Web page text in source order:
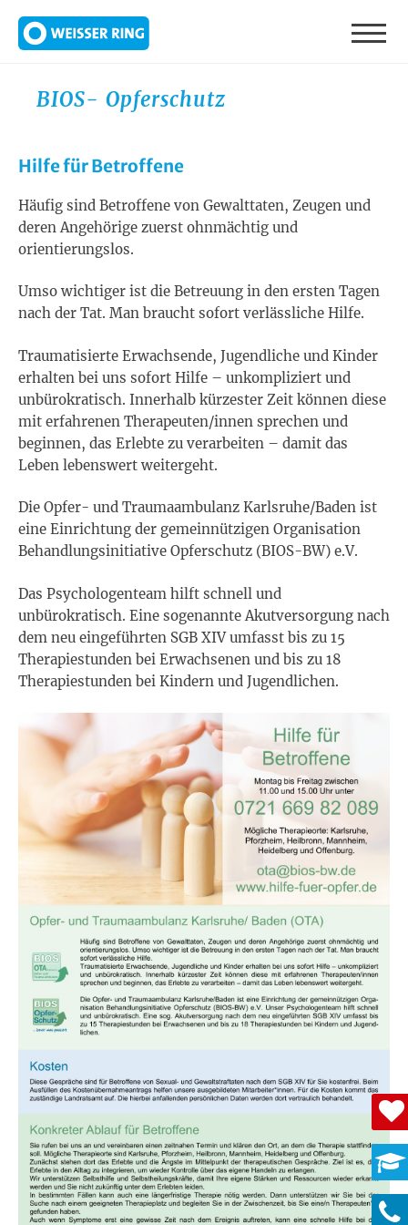
BIOS- Opferschutz
Hilfe für Betroffene
Häufig sind Betroffene von Gewalttaten, Zeugen und
deren Angehörige zuerst ohnmächtig und
orientierungslos.
Umso wichtiger ist die Betreuung in den ersten Tagen
nach der Tat. Man braucht sofort verlässliche Hilfe.
Traumatisierte Erwachsende, Jugendliche und Kinder
erhalten bei uns sofort Hilfe – unkompliziert und
unbürokratisch. Innerhalb kürzester Zeit können diese
mit erfahrenen Therapeuten/innen sprechen und
beginnen, das Erlebte zu verarbeiten – damit das
Leben lebenswert weitergeht.
Die Opfer- und Traumaambulanz Karlsruhe/Baden ist
eine Einrichtung der gemeinnützigen Organisation
Behandlungsinitiative Opferschutz (BIOS-BW) e.V.
Das Psychologenteam hilft schnell und
unbürokratisch. Eine sogenannte Akutversorgung nach
dem neu eingeführten SGB XIV umfasst bis zu 15
Therapiestunden bei Erwachsenen und bis zu 18
Therapiestunden bei Kindern und Jugendlichen.